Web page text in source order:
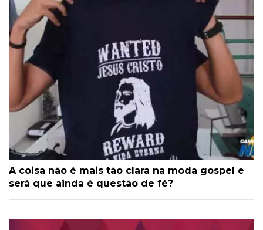
A coisa não é mais tão clara na moda gospel e
será que ainda é questão de fé?